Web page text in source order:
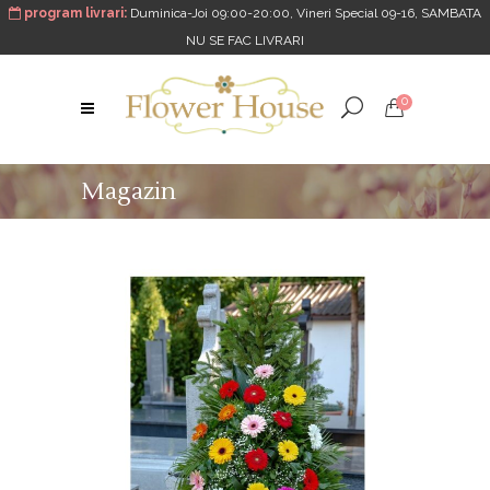
program livrari: Duminica-Joi 09:00-20:00, Vineri Special 09-16, SAMBATA
NU SE FAC LIVRARI
0
Magazin